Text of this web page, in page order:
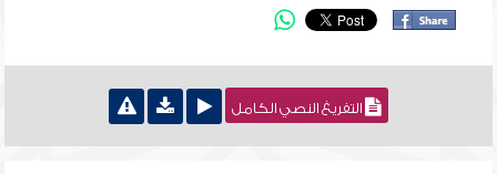
التفريغ النصي الكامل